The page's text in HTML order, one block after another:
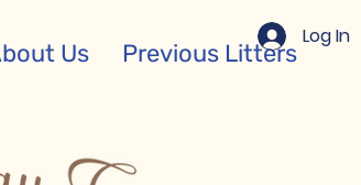
Us Previous Litters
Log In